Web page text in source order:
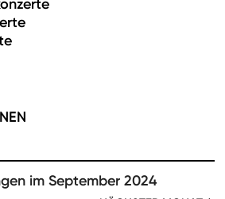
im September 2024